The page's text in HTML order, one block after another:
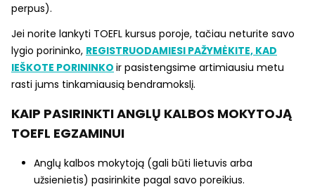
perpus).
Jei norite lankyti TOEFL kursus poroje, tačiau neturite savo
lygio porininko, REGISTRUODAMIESI PAŽYMĖKITE, KAD
IEŠKOTE PORININKO ir pasistengsime artimiausiu metu
rasti jums tinkamiausią bendramokslį.
KAIP PASIRINKTI ANGLŲ KALBOS MOKYTOJĄ
TOEFL EGZAMINUI
Anglų kalbos mokytoją (gali būti lietuvis arba
užsienietis) pasirinkite pagal savo poreikius.